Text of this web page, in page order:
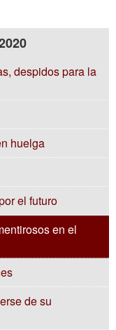
despidos para la
huelga
el futuro
en el
de su